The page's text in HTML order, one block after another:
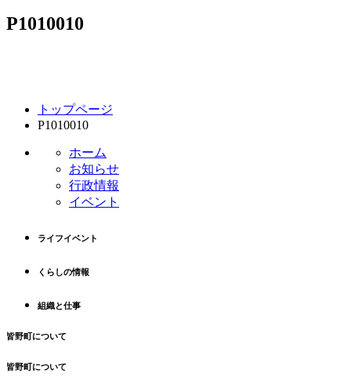
P1010010
トップページ
P1010010
ホーム
お知らせ
行政情報
イベント
ライフイベント
くらしの情報
組織と仕事
皆野町について
皆野町について